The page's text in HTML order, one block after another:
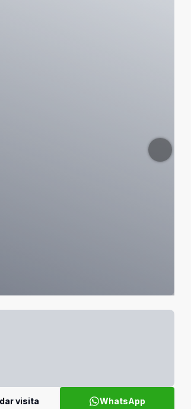
visita WhatsApp